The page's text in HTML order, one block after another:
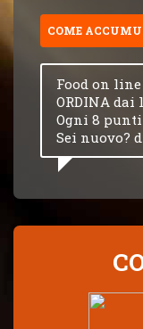
COME
Food on
ORDINA
Ogni 8 punti
Sei nuovo?